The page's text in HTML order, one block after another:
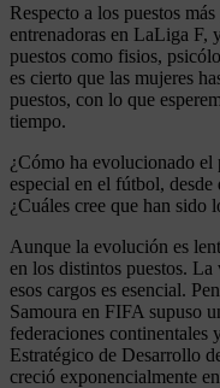
Respecto a los puestos
entrenadoras en LaLiga F,
puestos como fisios,
es cierto que las mujeres
puestos, con lo que
tiempo.
¿Cómo ha evolucionado el
especial en el fútbol, desde
¿Cuáles cree que han sido
Aunque la evolución es
en los distintos puestos.
esos cargos es esencial.
Samoura en FIFA supuso
federaciones continentales
Estratégico de Desarrollo
creció exponencialmente